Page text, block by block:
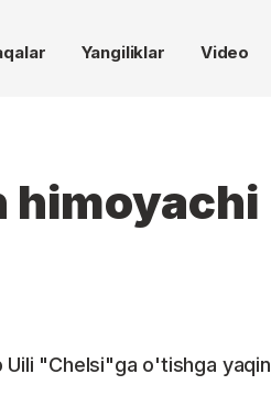
Yangiliklar Video
himoyachi
"Chelsi"ga o'tishga yaqin